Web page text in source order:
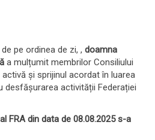
pe ordinea de zi, , doamna
a mulțumit membrilor Consiliului
și sprijinul acordat în luarea
desfășurarea activității Federației
FRA din data de 08.08.2025 s-a